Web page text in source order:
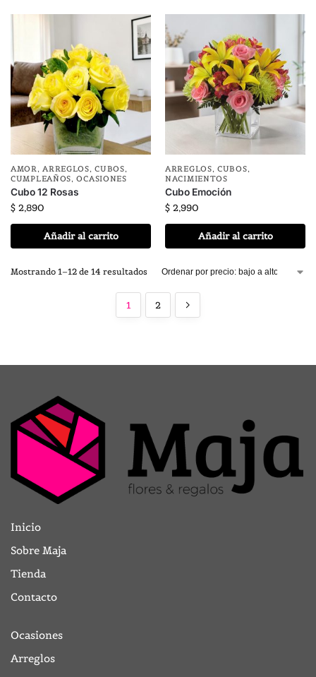
AMOR ARREGLOS ,CUBOS
CUMPLEAÑOS ,OCASIONES
Cubo 12 Rosas
$ 2,890
Añadir al carrito
ARREGLOS ,CUBOS
NACIMIENTOS
Cubo Emoción
$ 2,990
Añadir al carrito
Mostrando 1–12 de 14 resultados
1 2
Inicio
Sobre Maja
Tienda
Contacto
Ocasiones
Arreglos